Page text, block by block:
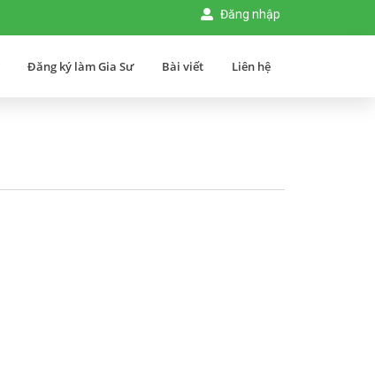
Đăng nhập
Đăng ký làm Gia Sư Bài viết Liên hệ